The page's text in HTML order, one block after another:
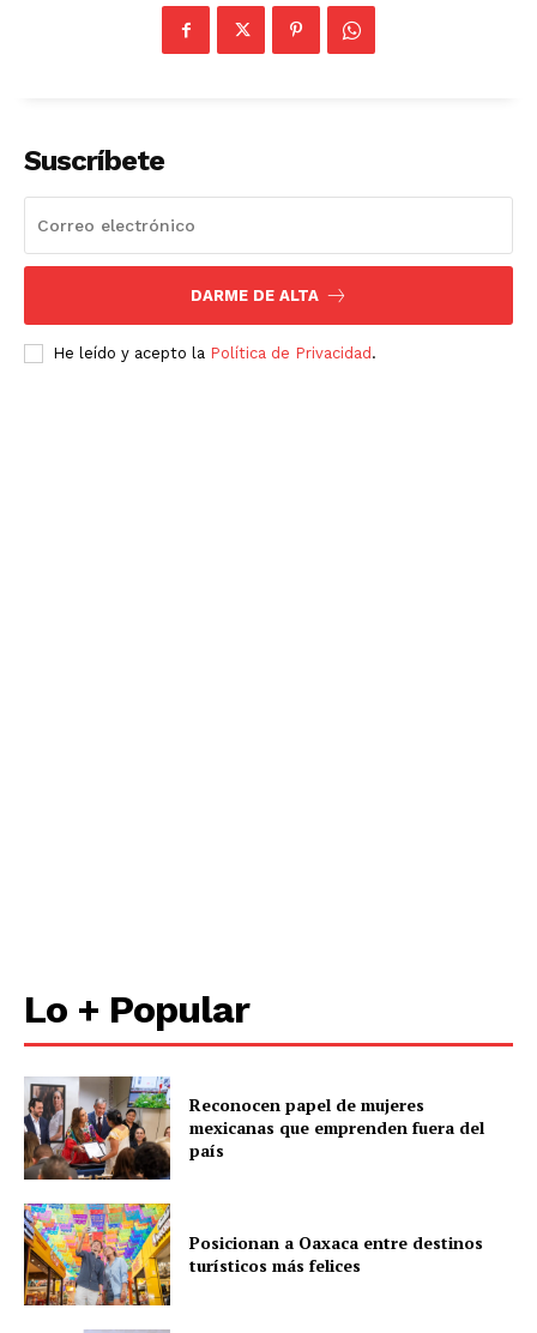
Suscríbete
DARME DE ALTA
He leído y acepto la Política de Privacidad .
Lo + Popular
Reconocen papel de mujeres
mexicanas que emprenden fuera del
país
Posicionan a Oaxaca entre destinos
turísticos más felices